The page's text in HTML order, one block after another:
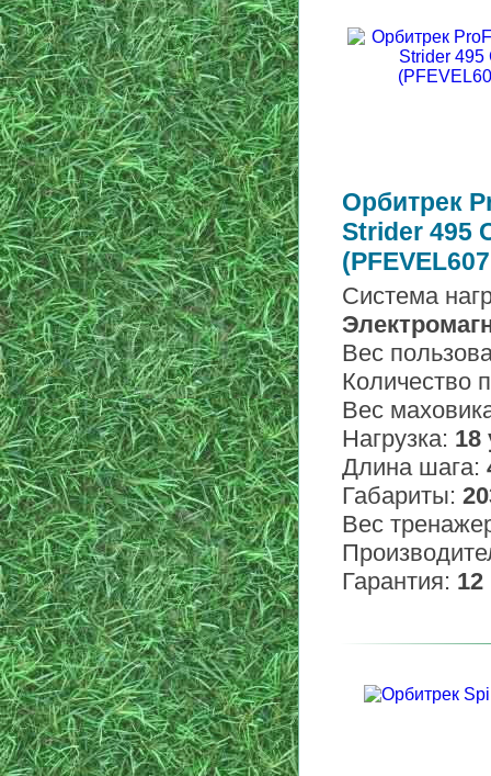
Орбитрек
Strider 495
Система
Вес
Количество
Вес
Нагрузка: 18
Длина шага:
Габариты:
Вес
Гарантия: